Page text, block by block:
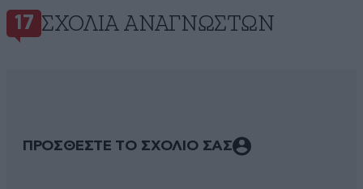
17 ΣΧΌΛΙΑ ΑΝΑΓΝΩΣΤΏΝ
ΠΡΟΣΘΕΣΤΕ ΤΟ ΣΧΟΛΙΟ ΣΑΣ